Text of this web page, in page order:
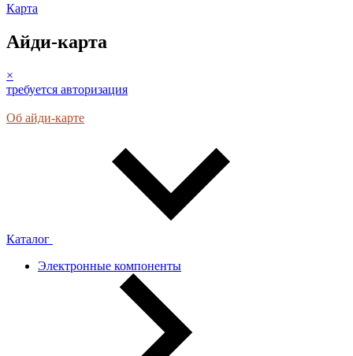
Карта
Айди-карта
×
требуется авторизация
Об айди-карте
Каталог
Электронные компоненты